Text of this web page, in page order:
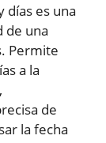
días es una
de una
Permite
a la
de
la fecha